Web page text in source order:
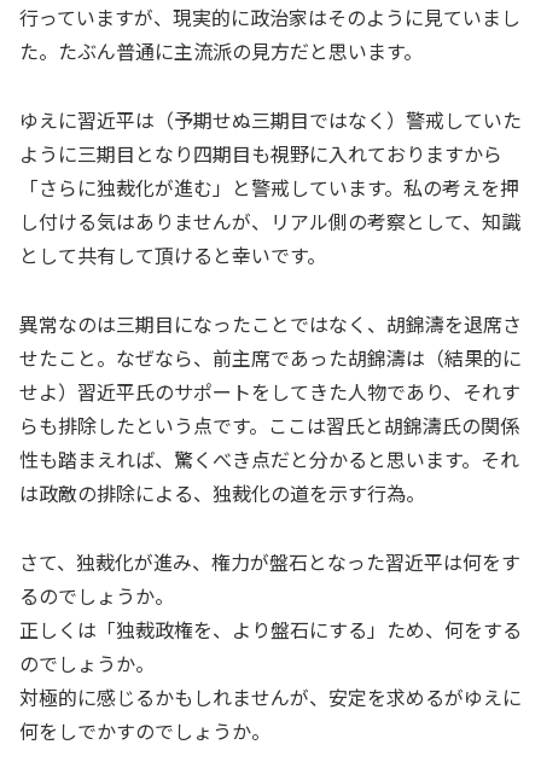
行っていますが、現実的に政治家はそのように見ていまし
た。たぶん普通に主流派の見方だと思います。
ゆえに習近平は（予期せぬ三期目ではなく）警戒していた
ように三期目となり四期目も視野に入れておりますから
「さらに独裁化が進む」と警戒しています。私の考えを押
し付ける気はありませんが、リアル側の考察として、知識
として共有して頂けると幸いです。
異常なのは三期目になったことではなく、胡錦濤を退席さ
せたこと。なぜなら、前主席であった胡錦濤は（結果的に
せよ）習近平氏のサポートをしてきた人物であり、それす
らも排除したという点です。ここは習氏と胡錦濤氏の関係
性も踏まえれば、驚くべき点だと分かると思います。それ
は政敵の排除による、独裁化の道を示す行為。
さて、独裁化が進み、権力が盤石となった習近平は何をす
るのでしょうか。
正しくは「独裁政権を、より盤石にする」ため、何をする
のでしょうか。
対極的に感じるかもしれませんが、安定を求めるがゆえに
何をしでかすのでしょうか。